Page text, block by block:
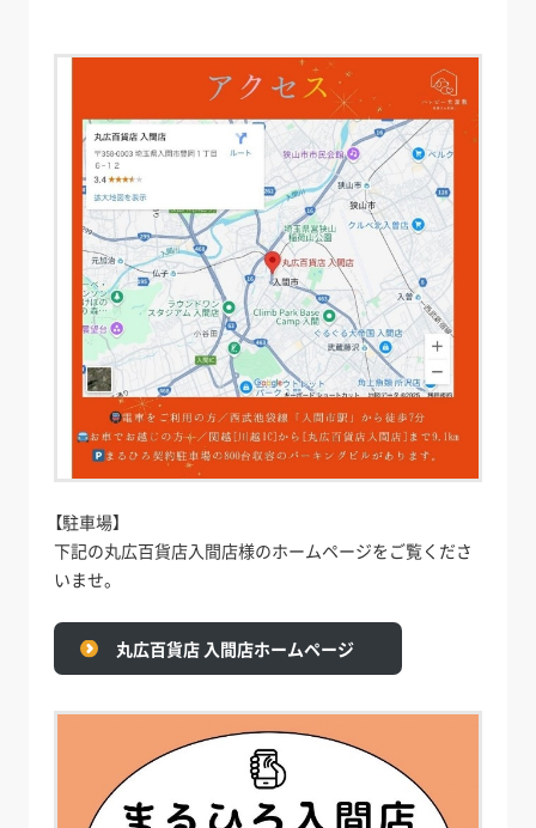
【駐車場】
下記の丸広百貨店入間店様のホームページをご覧くださ
いませ。
丸広百貨店 入間店ホームページ